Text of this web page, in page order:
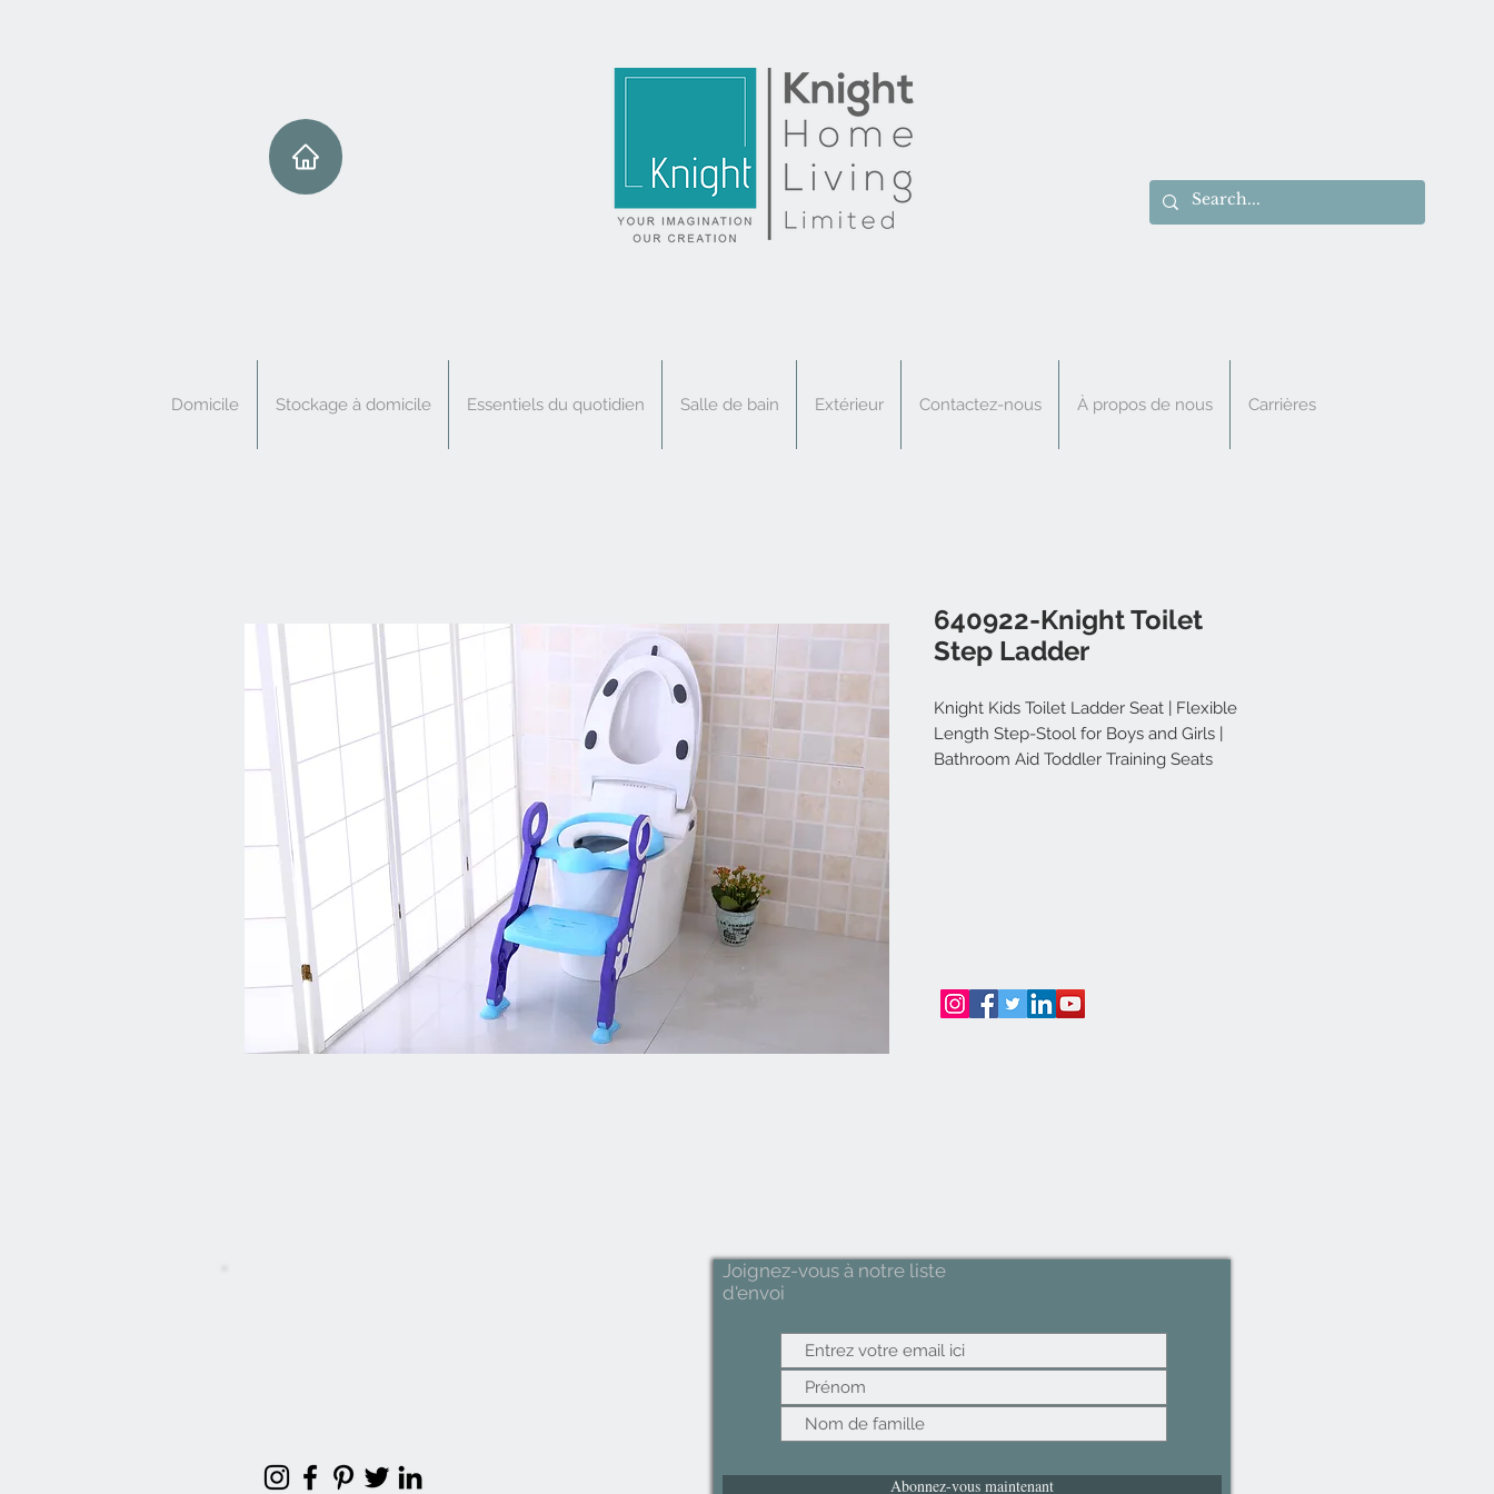
640922-Knight Toilet
Step Ladder
Knight Kids Toilet Ladder Seat | Flexible
Length Step-Stool for Boys and Girls |
Bathroom Aid Toddler Training Seats
Domicile Stockage à domicile Essentiels du quotidien Salle de bain Extérieur Contactez-nous À propos de nous Carrières
Joignez-vous à notre liste
d'envoi
Abonnez-vous maintenant